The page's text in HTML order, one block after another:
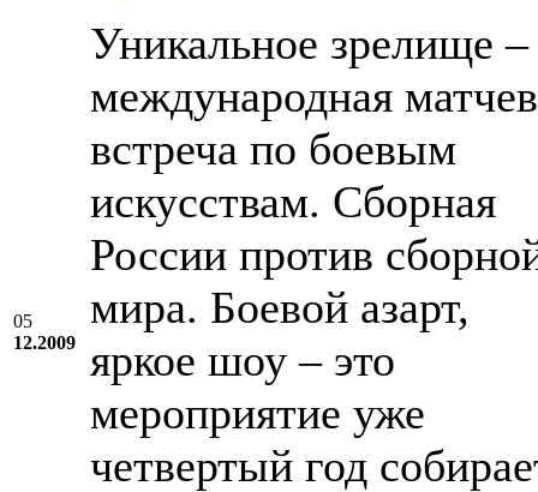
05
12.2009
Уникальное зрелище –
международная
встреча по боевым
искусствам. Сборная
России против
мира. Боевой азарт,
яркое шоу – это
мероприятие уже
четвертый год